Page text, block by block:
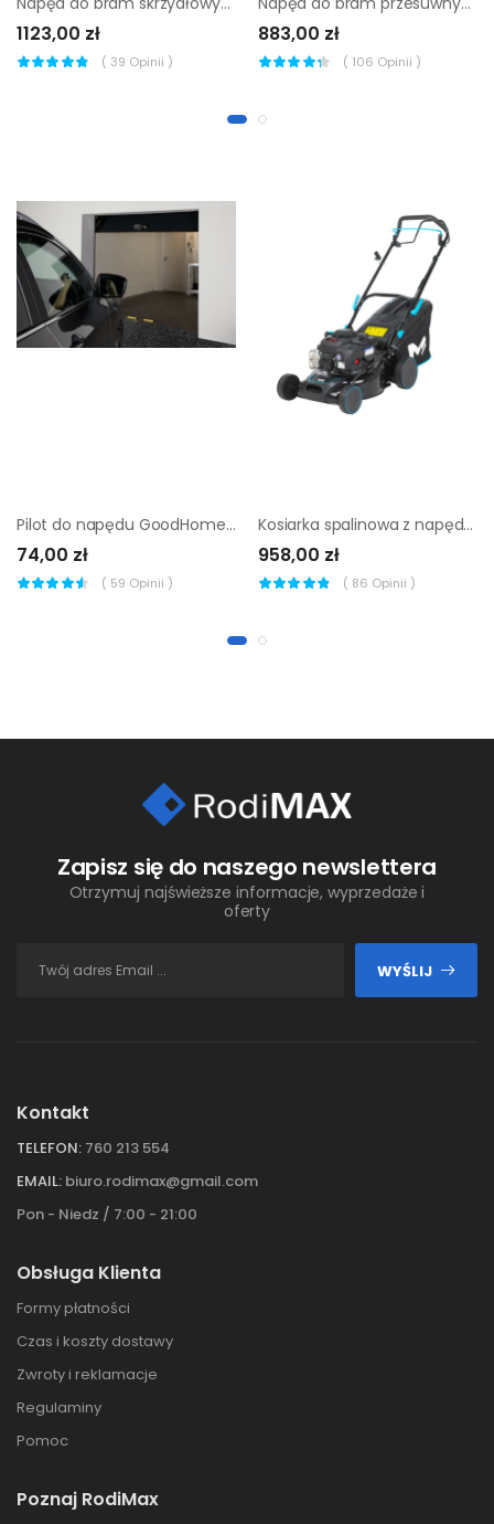
1123,00 zł
( 39 Opinii )
883,00 zł
( 106 Opinii )
Pilot do napędu GoodHome 2 szt
74,00 zł
( 59 Opinii )
Kosiarka spalinowa z napędem MacAllister B&S 300E 41 cm
958,00 zł
( 86 Opinii )
Zapisz się do naszego newslettera
Otrzymuj najświeższe informacje, wyprzedaże i
oferty
WYŚLIJ
Kontakt
TELEFON: 760 213 554
EMAIL: biuro.rodimax@gmail.com
Pon - Niedz / 7:00 - 21:00
Obsługa Klienta
Formy płatności
Czas i koszty dostawy
Zwroty i reklamacje
Regulaminy
Pomoc
Poznaj RodiMax